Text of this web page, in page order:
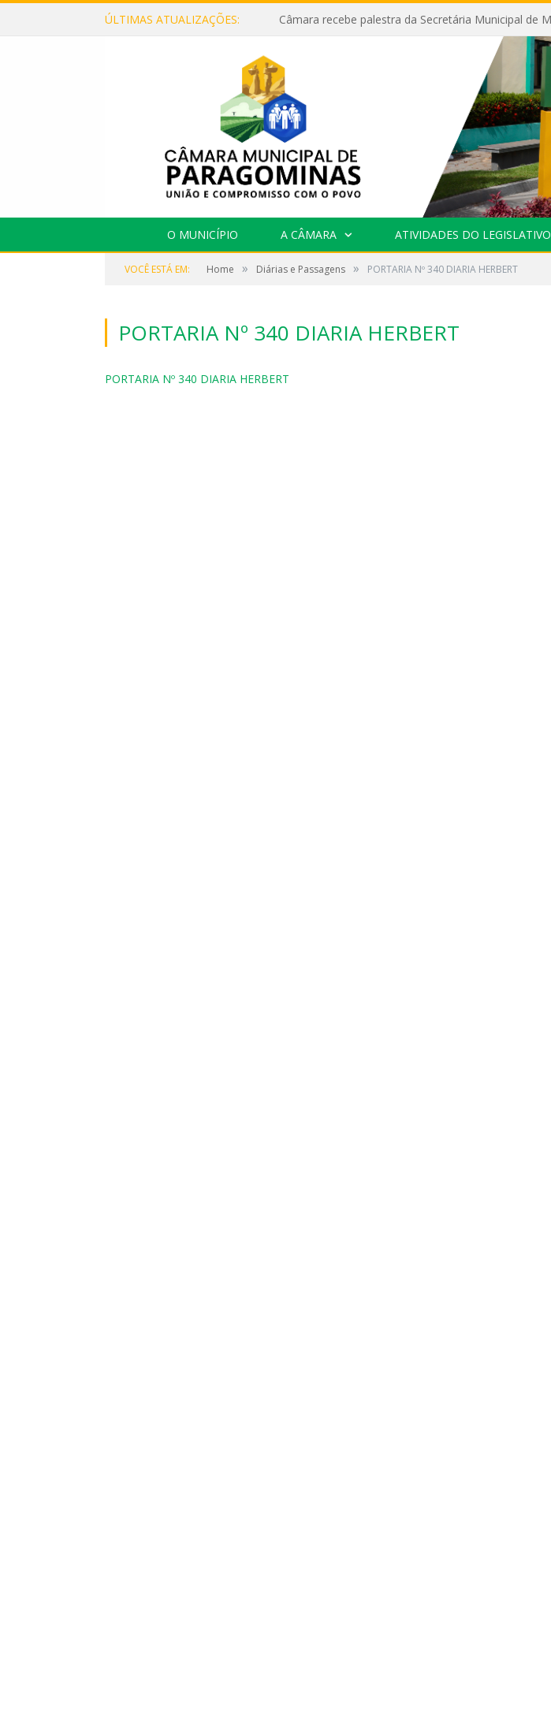
ÚLTIMAS ATUALIZAÇÕES:
O MUNICÍPIO A CÂMARA ATIVIDADES DO LEGISLATIVO
VOCÊ ESTÁ EM: Home » Diárias e Passagens » PORTARIA Nº 340 DIARIA HERBERT
PORTARIA Nº 340 DIARIA HERBERT
PORTARIA Nº 340 DIARIA HERBERT